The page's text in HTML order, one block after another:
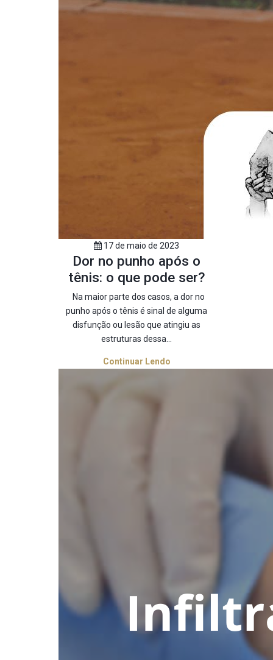
17 de maio de 2023
Dor no punho após o
tênis: o que pode ser?
Na maior parte dos casos, a dor no
punho após o tênis é sinal de alguma
disfunção ou lesão que atingiu as
estruturas dessa...
Continuar Lendo